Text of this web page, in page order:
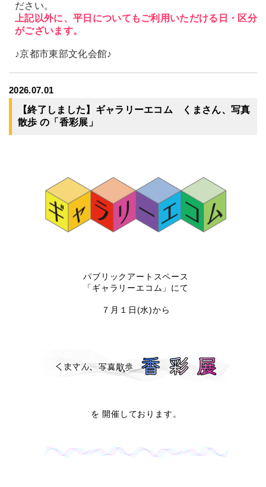
ださい。
上記以外に、平日についてもご利用いただける日・区分
がございます。
♪京都市東部文化会館♪
2026.07.01
【終了しました】ギャラリーエコム くまさん、写真
散歩 の「香彩展」
パブリックアートスペース
「ギャラリーエコム」にて
７月１ 日(水)から
を 開催しております。